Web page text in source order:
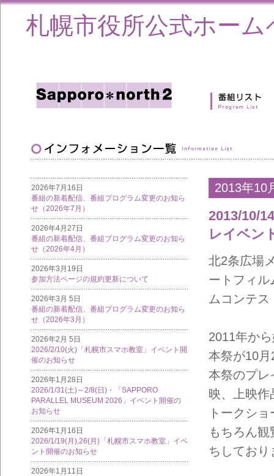
札幌市役所公式ホーム
2026年7月16日
番組の新着配信、番組プログラム変更のお知ら
せ（2026年7月）
2026年4月27日
番組の新着配信、番組プログラム変更のお知ら
せ（2026年4月）
2026年3月19日
参加方法ページの規約更新について
2026年3月 5日
番組の新着配信、番組プログラム変更のお知ら
せ（2026年3月）
2026年2月 5日
2026/2/10(火)「札幌市スマホ教室」イベント開
催のお知らせ
2026年1月28日
2026/1/31(土)～2/8(日)・「SAPPORO
PARALLEL MUSEUM 2026」イベント開催の
お知らせ
2026年1月16日
2026/1/19(月),26(月)「札幌市スマホ教室」イベ
ント開催のお知らせ
2026年1月11日
2013年10
2013/10/
レイベン
北2条広場
ートフィル
ムコンテス
2011年か
本祭が10
本祭のプレ
映、上映作
トークシ
もちろん
ちしており